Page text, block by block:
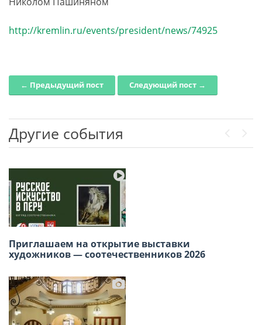
http://kremlin.ru/events/president/news/74925
Post navigation
← Предыдущий пост Следующий пост →
Другие события
Победа в сердце, единство в строю: как в
Лиме отметили 9 мая
Приглашаем на открытие выставки
художников — соотечественников 2026